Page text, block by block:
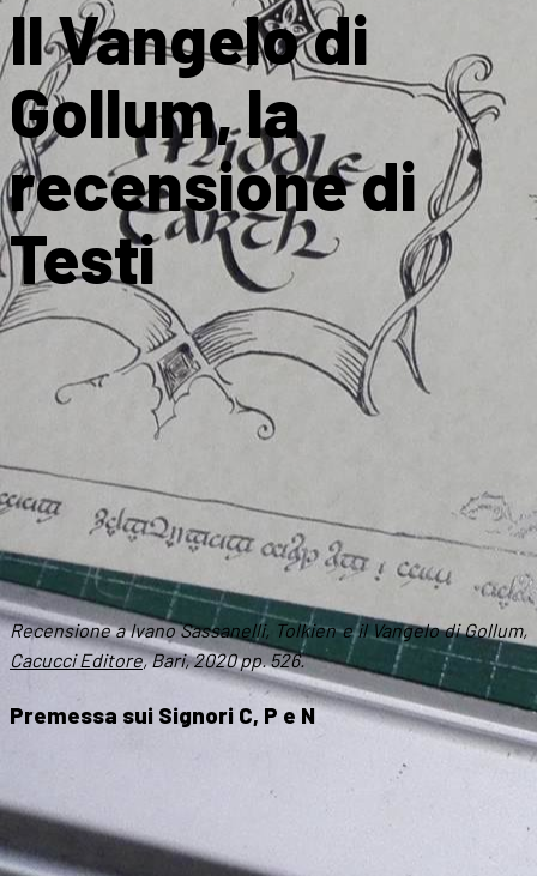
Il Vangelo di
Gollum, la
recensione di
Testi
Recensione a Ivano Sassanelli, Tolkien e il Vangelo di Gollum,
Cacucci Editore, Bari, 2020 pp. 526.
Premessa sui Signori C, P e N